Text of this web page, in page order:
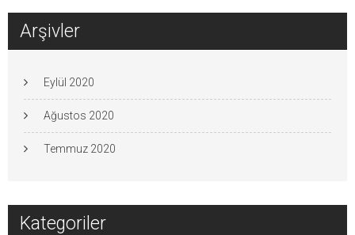
Arşivler
Eylül 2020
Ağustos 2020
Temmuz 2020
Kategoriler